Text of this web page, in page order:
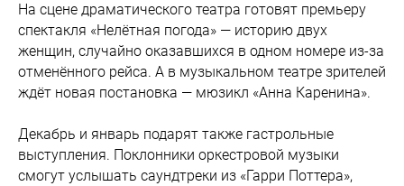
На сцене драматического театра готовят премьеру
спектакля «Нелётная погода» — историю двух
женщин, случайно оказавшихся в одном номере из-за
отменённого рейса. А в музыкальном театре зрителей
ждёт новая постановка — мюзикл «Анна Каренина».
Декабрь и январь подарят также гастрольные
выступления. Поклонники оркестровой музыки
смогут услышать саундтреки из «Гарри Поттера»,